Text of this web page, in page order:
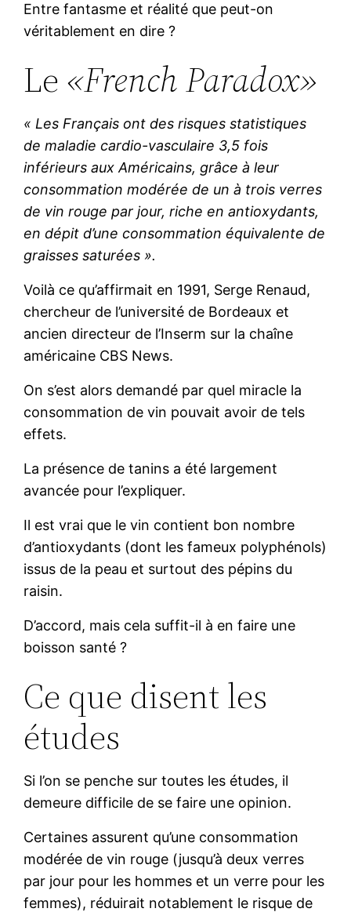
Entre fantasme et réalité que peut-on
véritablement en dire ?
Le «French Paradox»
« Les Français ont des risques statistiques
de maladie cardio-vasculaire 3,5 fois
inférieurs aux Américains, grâce à leur
consommation modérée de un à trois verres
de vin rouge par jour, riche en antioxydants,
en dépit d’une consommation équivalente de
graisses saturées ».
Voilà ce qu’affirmait en 1991, Serge Renaud,
chercheur de l’université de Bordeaux et
ancien directeur de l’Inserm sur la chaîne
américaine CBS News.
On s’est alors demandé par quel miracle la
consommation de vin pouvait avoir de tels
effets.
La présence de tanins a été largement
avancée pour l’expliquer.
Il est vrai que le vin contient bon nombre
d’antioxydants (dont les fameux polyphénols)
issus de la peau et surtout des pépins du
raisin.
D’accord, mais cela suffit-il à en faire une
boisson santé ?
Ce que disent les
études
Si l’on se penche sur toutes les études, il
demeure difficile de se faire une opinion.
Certaines assurent qu’une consommation
modérée de vin rouge (jusqu’à deux verres
par jour pour les hommes et un verre pour les
femmes), réduirait notablement le risque de